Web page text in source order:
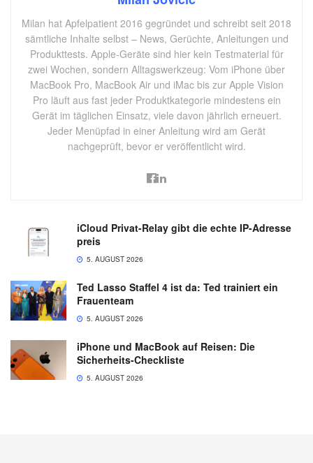
Milan hat Apfelpatient 2016 gegründet und schreibt seit 2018
sämtliche Inhalte selbst – News, Gerüchte, Anleitungen und
Produkttests. Apple-Geräte sind hier kein Testmaterial für
zwei Wochen, sondern Alltagswerkzeug: Vom iPhone über
MacBook Pro, MacBook Air und iMac bis zur Apple Vision
Pro läuft aus fast jeder Produktkategorie mindestens ein
Gerät im täglichen Einsatz, viele davon jährlich erneuert.
Jeder Menüpfad in einer Anleitung wird am Gerät
nachgeprüft, bevor er veröffentlicht wird.
iCloud Privat-Relay gibt die echte IP-Adresse
preis
5. AUGUST 2026
Ted Lasso Staffel 4 ist da: Ted trainiert ein
Frauenteam
5. AUGUST 2026
iPhone und MacBook auf Reisen: Die
Sicherheits-Checkliste
5. AUGUST 2026